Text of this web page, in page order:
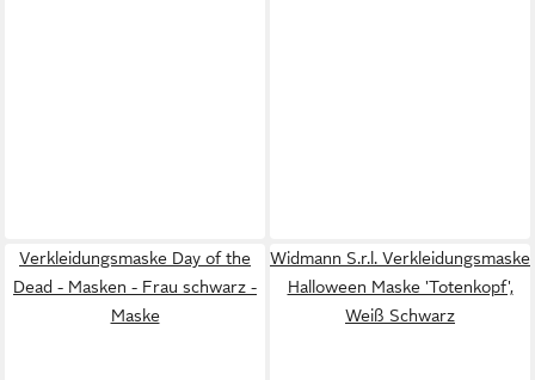
Verkleidungsmaske Day of the
Dead - Masken - Frau schwarz -
Maske
Widmann S.r.l. Verkleidungsmaske
Halloween Maske 'Totenkopf',
Weiß Schwarz